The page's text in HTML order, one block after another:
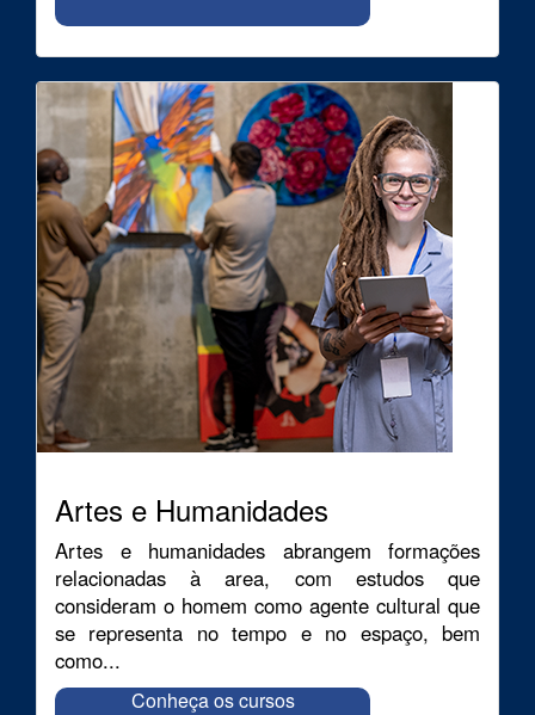
Artes e Humanidades
Artes e humanidades abrangem formações
relacionadas à area, com estudos que
consideram o homem como agente cultural que
se representa no tempo e no espaço, bem
como...
Conheça os cursos